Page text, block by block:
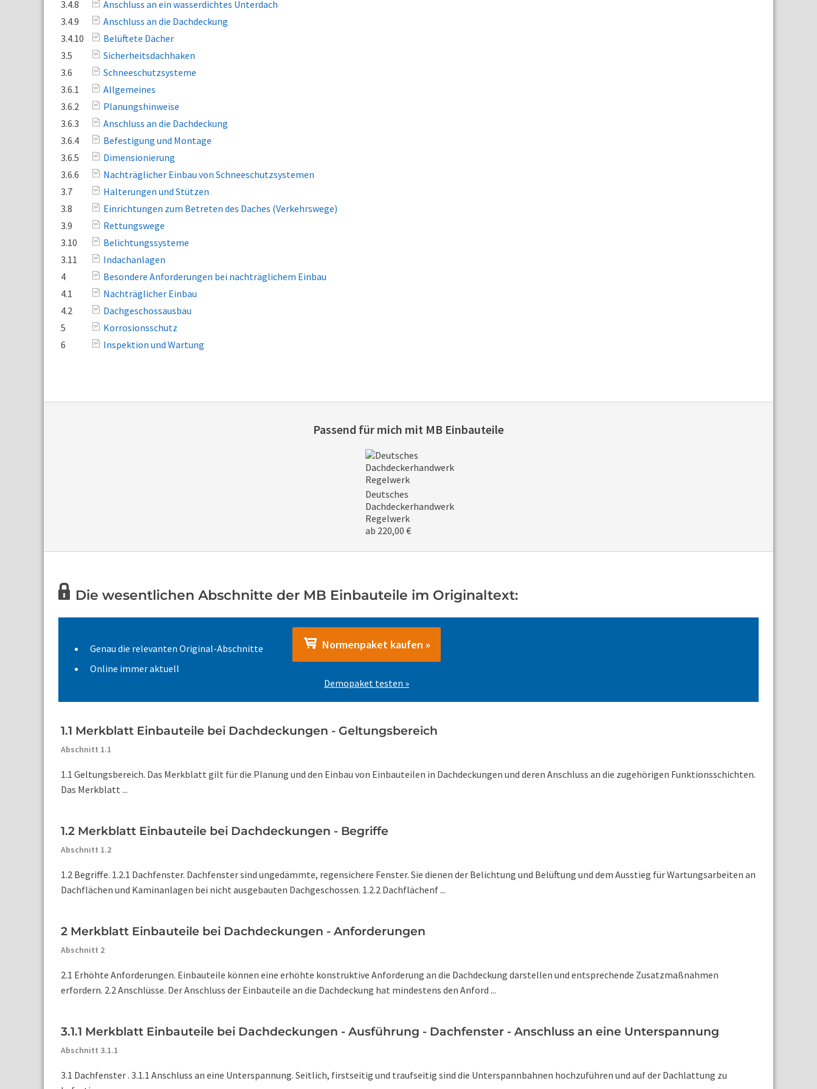
3.4.8
Anschluss an ein wasserdichtes Unterdach
3.4.9
Anschluss an die Dachdeckung
3.4.10
Belüftete Dächer
3.5
Sicherheitsdachhaken
3.6
Schneeschutzsysteme
3.6.1
Allgemeines
3.6.2
Planungshinweise
3.6.3
Anschluss an die Dachdeckung
3.6.4
Befestigung und Montage
3.6.5
Dimensionierung
3.6.6
Nachträglicher Einbau von Schneeschutzsystemen
3.7
Halterungen und Stützen
3.8
Einrichtungen zum Betreten des Daches (Verkehrswege)
3.9
Rettungswege
3.10
Belichtungssysteme
3.11
Indachanlagen
4
Besondere Anforderungen bei nachträglichem Einbau
4.1
Nachträglicher Einbau
4.2
Dachgeschossausbau
5
Korrosionsschutz
6
Inspektion und Wartung
Passend für mich mit MB Einbauteile
Deutsches
Dachdeckerhandwerk
Regelwerk
ab 220,00 €
Die wesentlichen Abschnitte der MB Einbauteile im Originaltext:
Genau die relevanten Original-Abschnitte
Online immer aktuell
Normenpaket kaufen »
Demopaket testen »
1.1 Merkblatt Einbauteile bei Dachdeckungen - Geltungsbereich
Abschnitt 1.1
1.1 Geltungsbereich. Das Merkblatt gilt für die Planung und den Einbau von Einbauteilen in Dachdeckungen und deren Anschluss an die zugehörigen Funktionsschichten.
Das Merkblatt ...
1.2 Merkblatt Einbauteile bei Dachdeckungen - Begriffe
Abschnitt 1.2
1.2 Begriffe. 1.2.1 Dachfenster. Dachfenster sind ungedämmte, regensichere Fenster. Sie dienen der Belichtung und Belüftung und dem Ausstieg für Wartungsarbeiten an
Dachflächen und Kaminanlagen bei nicht ausgebauten Dachgeschossen. 1.2.2 Dachflächenf ...
2 Merkblatt Einbauteile bei Dachdeckungen - Anforderungen
Abschnitt 2
2.1 Erhöhte Anforderungen. Einbauteile können eine erhöhte konstruktive Anforderung an die Dachdeckung darstellen und entsprechende Zusatzmaßnahmen
erfordern. 2.2 Anschlüsse. Der Anschluss der Einbauteile an die Dachdeckung hat mindestens den Anford ...
3.1.1 Merkblatt Einbauteile bei Dachdeckungen - Ausführung - Dachfenster - Anschluss an eine Unterspannung
Abschnitt 3.1.1
3.1 Dachfenster . 3.1.1 Anschluss an eine Unterspannung. Seitlich, firstseitig und traufseitig sind die Unterspannbahnen hochzuführen und auf der Dachlattung zu